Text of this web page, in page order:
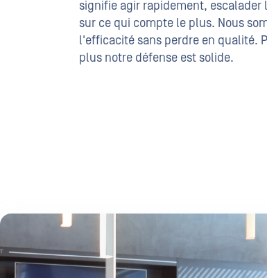
signifie agir rapidement,
sur ce qui compte le plus. Nous
l'efficacité sans perdre en qualité.
plus notre défense est solide.